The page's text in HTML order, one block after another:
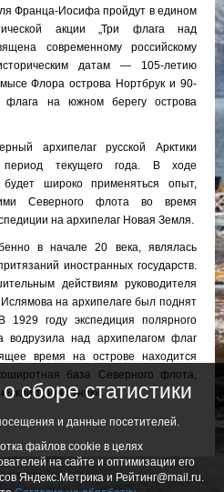
Франца-Иосифа пройдут в едином
акции „Три флага над
современному российскому
датам — 105-летию
Флора острова Нортбрук и 90-
флага на южном берегу острова
архипелаг русской Арктики
текущего года. В ходе
будет широко применяться опыт,
Северного флота во время
на архипелаг Новая Земля.
в начале 20 века, являлась
иностранных государств.
действиям руководителя
на архипелаге был поднят
1929 году экспедиция полярного
водрузила над архипелагом флаг
время на острове находится
база Северного флота,
трилистник».
сборе статистики
и данные посетителей.
файлов cookie в целях
на сайте и оптимизации его
Яндекс.Метрика и Рейтинг@mail.ru.